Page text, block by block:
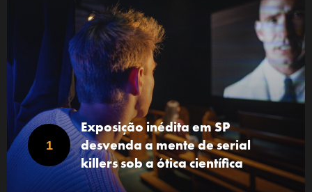
Exposição inédita em SP
desvenda a mente de serial
killers sob a ótica científica